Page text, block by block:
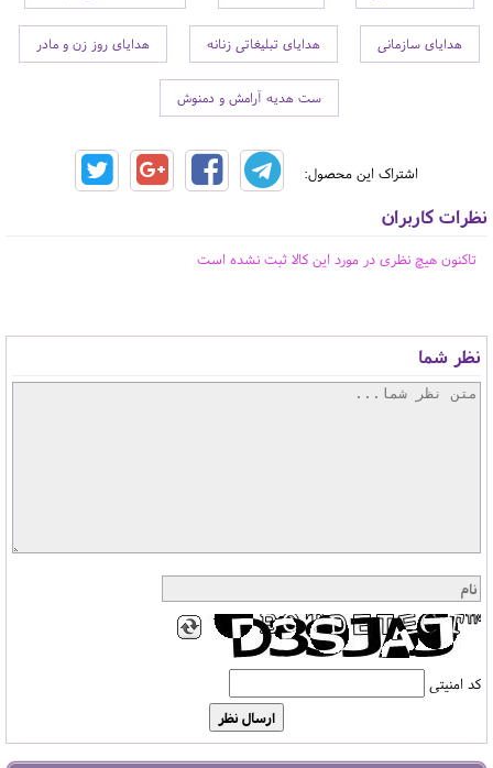
هدایای سازمانی هدایای تبلیغاتی زنانه هدایای روز زن و مادر
ست هدیه آرامش و دمنوش
اشتراک این محصول:
نظرات کاربران
تاکنون هیچ نظری در مورد این کالا ثبت نشده است
نظر شما
کد امنیتی